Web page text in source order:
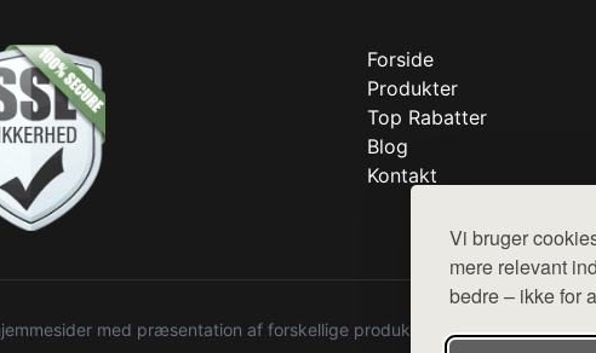
Vi bruger
mere relevant
bedre – ikke for
Forside
Produkter
Top Rabatter
Blog
Kontakt
med præsentation af forskellige produkter fra diverse